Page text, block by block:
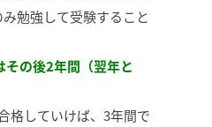
勉強して受験すること
の後2年間（翌年と
格していけば、3年間で